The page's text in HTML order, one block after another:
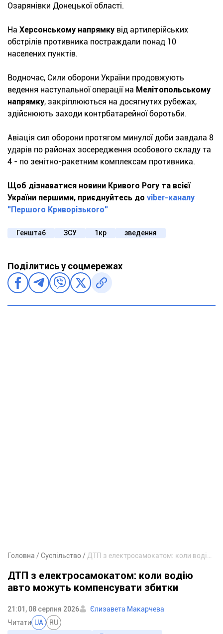
Озарянівки Донецької області.
На Херсонському напрямку від артилерійських
обстрілів противника постраждали понад 10
населених пунктів.
Водночас, Сили оборони України продовжують
ведення наступальної операції на Мелітопольському
напрямку, закріплюються на досягнутих рубежах,
здійснюють заходи контрбатарейної боротьби.
Авіація сил оборони протягом минулої доби завдала 8
ударів по районах зосередження особового складу та
4 - по зенітно-ракетним комплексам противника.
Щоб дізнаватися новини Кривого Рогу та всієї
України першими, приєднуйтесь до viber-каналу
"Першого Криворізького"
Генштаб ЗСУ 1кр зведення
Поділитись у соцмережах
Головна Суспільство
ДТП з електросамокатом: коли водію
авто можуть компенсувати збитки
21:01, 08 серпня 2026
Єлизавета Макарчева
Читати UA RU